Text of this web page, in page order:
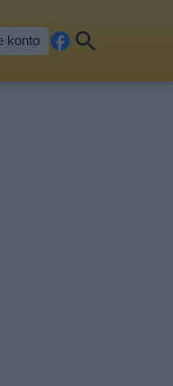
konto
cebkaj